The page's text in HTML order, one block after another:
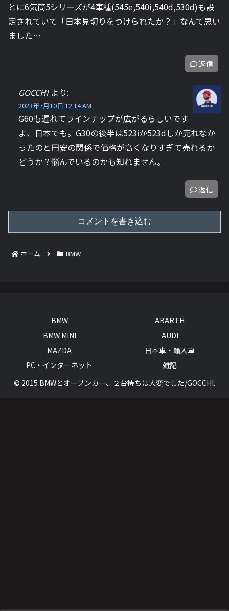
とに6気筒5シリーズが4車種(545e,540i,540d,530d)も設
定されていて「日本見切りをつけられたか？」なんて思い
ました…
返信
GOCCHI より:
2023年7月10日 12:14 AM
G60も遅れてラインナップが広がるらしいです
よ、日本でも。G30の後半は523ℹ︎か523dしか売れなか
ったのと円安の関係で価格が高くなりすぎて売れるか
どうか？悩んでいるのかも知れません。
返信
コメントを書き込む
ホーム BMW
BMW
ABARTH
BMW MINI
AUDI
MAZDA
日本車・輸入車
PC・インターネット
雑記
© 2015 BMWとオープンカー、２台持ちは大変でした/GOCCHI.